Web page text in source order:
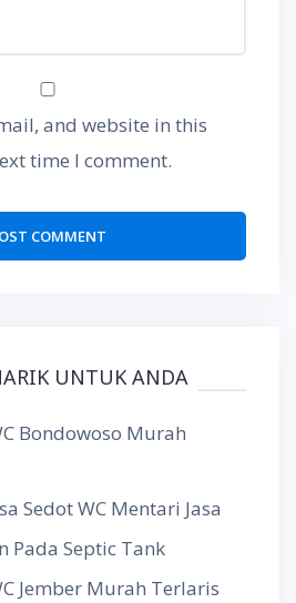
and website in this
time I comment.
UNTUK ANDA
Bondowoso Murah
Sedot WC Mentari Jasa
Pada Septic Tank
Jember Murah Terlaris